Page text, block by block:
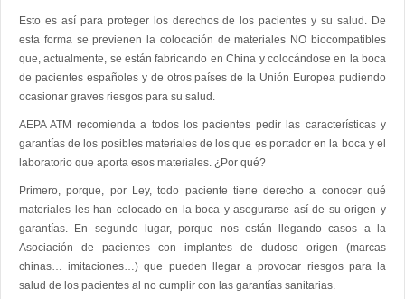
Esto es así para proteger los derechos de los pacientes y su salud. De
esta forma se previenen la colocación de materiales NO biocompatibles
que, actualmente, se están fabricando en China y colocándose en la boca
de pacientes españoles y de otros países de la Unión Europea pudiendo
ocasionar graves riesgos para su salud.
AEPA ATM recomienda a todos los pacientes pedir las características y
garantías de los posibles materiales de los que es portador en la boca y el
laboratorio que aporta esos materiales. ¿Por qué?
Primero, porque, por Ley, todo paciente tiene derecho a conocer qué
materiales les han colocado en la boca y asegurarse así de su origen y
garantías. En segundo lugar, porque nos están llegando casos a la
Asociación de pacientes con implantes de dudoso origen (marcas
chinas… imitaciones…) que pueden llegar a provocar riesgos para la
salud de los pacientes al no cumplir con las garantías sanitarias.